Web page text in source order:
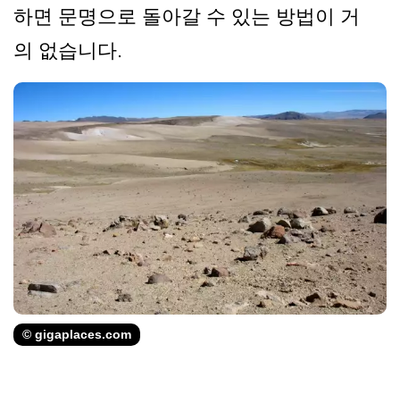
하면 문명으로 돌아갈 수 있는 방법이 거
의 없습니다.
© gigaplaces.com